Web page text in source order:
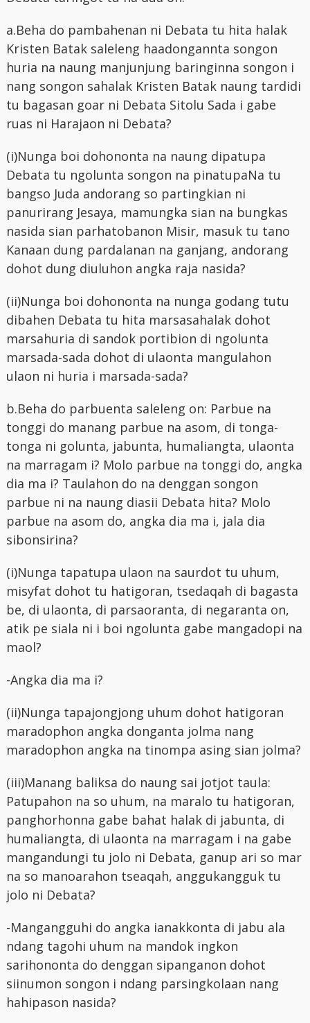
a.Beha do pambahenan ni Debata tu hita halak
Kristen Batak saleleng haadongannta songon
huria na naung manjunjung baringinna songon i
nang songon sahalak Kristen Batak naung tardidi
tu bagasan goar ni Debata Sitolu Sada i gabe
ruas ni Harajaon ni Debata?
(i)Nunga boi dohononta na naung dipatupa
Debata tu ngolunta songon na pinatupaNa tu
bangso Juda andorang so partingkian ni
panurirang Jesaya, mamungka sian na bungkas
nasida sian parhatobanon Misir, masuk tu tano
Kanaan dung pardalanan na ganjang, andorang
dohot dung diuluhon angka raja nasida?
(ii)Nunga boi dohononta na nunga godang tutu
dibahen Debata tu hita marsasahalak dohot
marsahuria di sandok portibion di ngolunta
marsada-sada dohot di ulaonta mangulahon
ulaon ni huria i marsada-sada?
b.Beha do parbuenta saleleng on: Parbue na
tonggi do manang parbue na asom, di tonga-
tonga ni golunta, jabunta, humaliangta, ulaonta
na marragam i? Molo parbue na tonggi do, angka
dia ma i? Taulahon do na denggan songon
parbue ni na naung diasii Debata hita? Molo
parbue na asom do, angka dia ma i, jala dia
sibonsirina?
(i)Nunga tapatupa ulaon na saurdot tu uhum,
misyfat dohot tu hatigoran, tsedaqah di bagasta
be, di ulaonta, di parsaoranta, di negaranta on,
atik pe siala ni i boi ngolunta gabe mangadopi na
maol?
-Angka dia ma i?
(ii)Nunga tapajongjong uhum dohot hatigoran
maradophon angka donganta jolma nang
maradophon angka na tinompa asing sian jolma?
(iii)Manang baliksa do naung sai jotjot taula:
Patupahon na so uhum, na maralo tu hatigoran,
panghorhonna gabe bahat halak di jabunta, di
humaliangta, di ulaonta na marragam i na gabe
mangandungi tu jolo ni Debata, ganup ari so mar
na so manoarahon tseaqah, anggukangguk tu
jolo ni Debata?
-Mangangguhi do angka ianakkonta di jabu ala
ndang tagohi uhum na mandok ingkon
sarihononta do denggan sipanganon dohot
siinumon songon i ndang parsingkolaan nang
hahipason nasida?